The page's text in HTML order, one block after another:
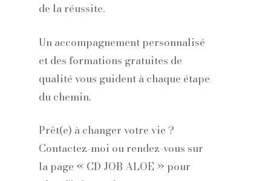
de la réussite.
Un accompagnement personnalisé
et des formations gratuites de
qualité vous guident à chaque étape
du chemin.
Prêt(e) à changer votre vie ?
Contactez-moi ou rendez-vous sur
la page « CD JOB ALOE » pour